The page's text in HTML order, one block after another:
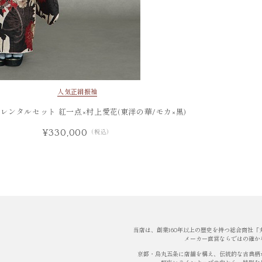
人気正絹振袖
ンタルセット 紅一点×村上愛花(東洋の華/モカ×黒)
¥330,000 （税込）
当店は、創業160年以上の歴史を持つ総合商社
メーカー直営ならではの確
京都・烏丸五条に店舗を構え、伝統的な古典